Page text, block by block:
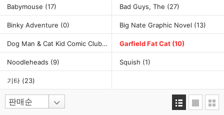
Babymouse (17) Bad Guys, The (27)
Binky Adventure (0) Big Nate Graphic Novel (13)
Dog Man & Cat Kid Comic Club(20) Garfield Fat Cat (10)
Noodleheads (9) Squish (1)
기타 (23)